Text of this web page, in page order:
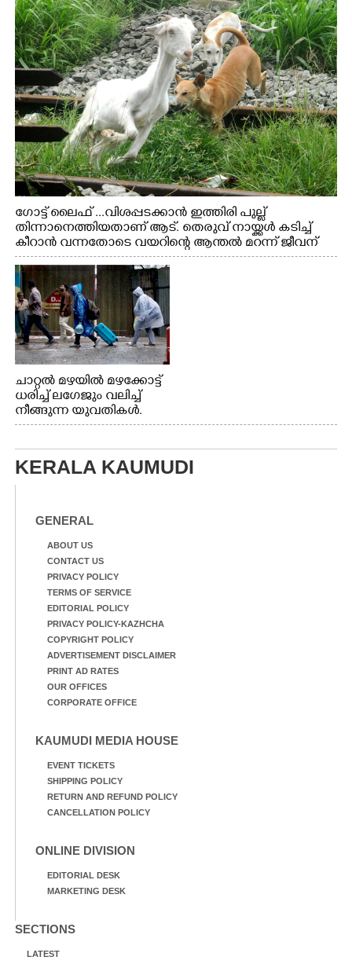
ഗോട്ട് ലൈഫ് ...വിശപ്പടക്കാൻ ഇത്തിരി പുല്ല്
തിന്നാനെത്തിയതാണ് ആട്. തെരുവ് നായ്ക്കൾ കടിച്ച്
കീറാൻ വന്നതോടെ വയറിന്റെ ആന്തൽ മറന്ന് ജീവന്
വേണ്ടിയായി ഓട്ടം. എറണാകുളം വാത്തുരുത്തിയിൽ
നിന്നുള്ള കാഴ്ച
ചാറ്റൽ മഴയിൽ മഴക്കോട്ട്
ധരിച്ച് ലഗേജും വലിച്ച്
നീങ്ങുന്ന യുവതികൾ.
എറണാകുളം മേനകയിൽ
KERALA KAUMUDI
GENERAL
ABOUT US
CONTACT US
PRIVACY POLICY
TERMS OF SERVICE
EDITORIAL POLICY
PRIVACY POLICY-KAZHCHA
COPYRIGHT POLICY
ADVERTISEMENT DISCLAIMER
PRINT AD RATES
OUR OFFICES
CORPORATE OFFICE
KAUMUDI MEDIA HOUSE
EVENT TICKETS
SHIPPING POLICY
RETURN AND REFUND POLICY
CANCELLATION POLICY
ONLINE DIVISION
EDITORIAL DESK
MARKETING DESK
SECTIONS
LATEST